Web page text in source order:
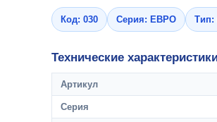
Код: 030 Серия: ЕВРО Тип:
Технические
Артикул
Серия